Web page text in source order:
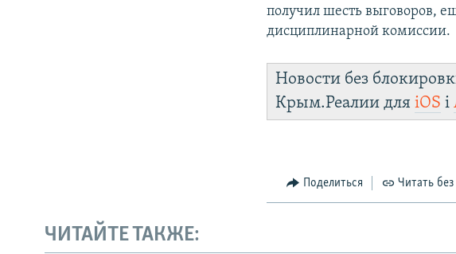
получил шесть выговоров,
дисциплинарной комиссии.
Новости без
Крым.Реалии дляiOS і
Поделиться Читать без
ЧИТАЙТЕ ТАКЖЕ: